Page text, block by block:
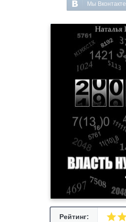
Мы Вконтакте
Рейтинг: